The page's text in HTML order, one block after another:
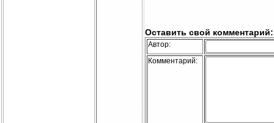
Оставить свой комментарий:
Автор:
Комментарий: